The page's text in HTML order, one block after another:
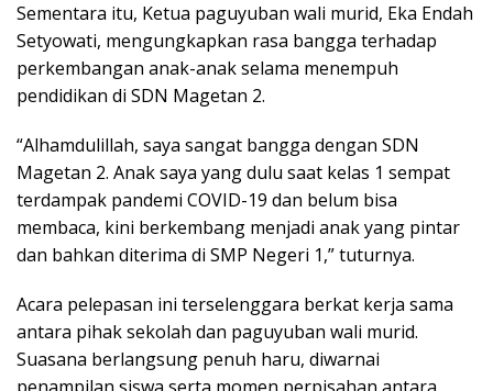
Sementara itu, Ketua paguyuban wali murid, Eka Endah
Setyowati, mengungkapkan rasa bangga terhadap
perkembangan anak-anak selama menempuh
pendidikan di SDN Magetan 2.
“Alhamdulillah, saya sangat bangga dengan SDN
Magetan 2. Anak saya yang dulu saat kelas 1 sempat
terdampak pandemi COVID-19 dan belum bisa
membaca, kini berkembang menjadi anak yang pintar
dan bahkan diterima di SMP Negeri 1,” tuturnya.
Acara pelepasan ini terselenggara berkat kerja sama
antara pihak sekolah dan paguyuban wali murid.
Suasana berlangsung penuh haru, diwarnai